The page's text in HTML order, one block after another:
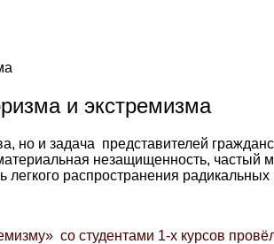
и экстремизма
но и задача представителей
незащищенность, частый
легкого распространения
со студентами 1-х курсов